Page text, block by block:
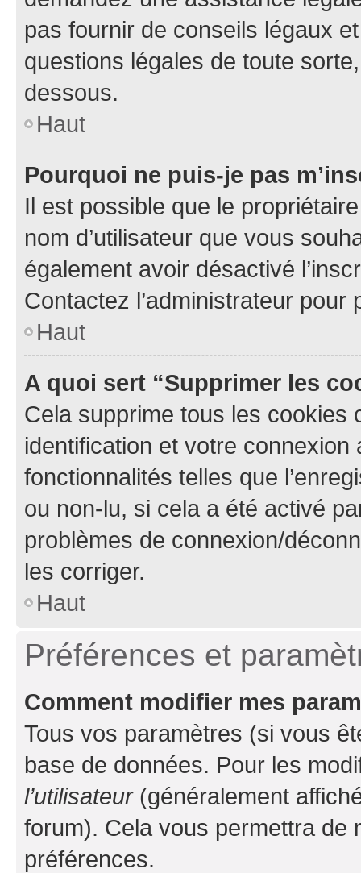
pas fournir de conseils légaux
questions légales de toute
dessous.
Haut
Pourquoi ne puis-je pas
Il est possible que le
nom d’utilisateur que vous
également avoir désactivé
Contactez l’administrateur
Haut
A quoi sert “Supprimer les
Cela supprime tous les cookies
identification et votre
fonctionnalités telles que
ou non-lu, si cela a été activé
problèmes de connexion/
les corriger.
Haut
Préférences et
Comment modifier mes
Tous vos paramètres (si vous
base de données. Pour les
l’utilisateur(généralement
forum). Cela vous permettra de
préférences.